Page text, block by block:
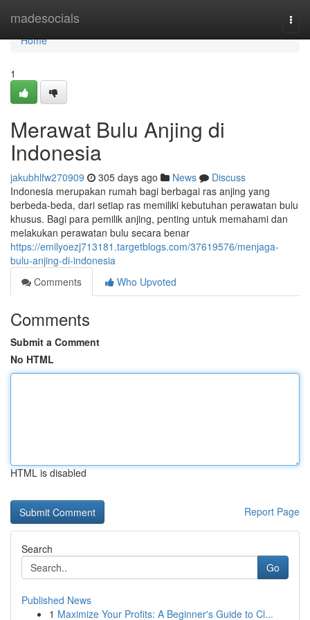
madesocials
Home
Home
1
Merawat Bulu Anjing di
Indonesia
jakubhlfw270909 305 days ago News
Discuss
Indonesia merupakan rumah bagi berbagai ras anjing yang
berbeda-beda, dari setiap ras memiliki kebutuhan perawatan bulu
khusus. Bagi para pemilik anjing, penting untuk memahami dan
melakukan perawatan bulu secara benar
https://emilyoezj713181.targetblogs.com/37619576/menjaga-
bulu-anjing-di-indonesia
Comments
Who Upvoted
Comments
Submit a Comment
No HTML
HTML is disabled
Report Page
Search
Go
Published News
1 Maximize Your Profits: A Beginner's Guide to Cl...